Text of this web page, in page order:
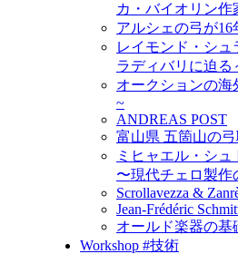
カ・バイオリン作
アルシェの弓が16
レイモンド・シュ
ラディバリに迫る
オークションの海
~
ANDREAS POST
富山県 五箇山の弓
ミヒャエル・シ
〜現代チェロ製作
Scrollavezza &
Jean-Frédéric
オールド楽器の基
Workshop #技術